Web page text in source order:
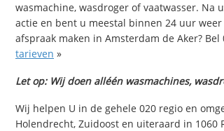
wasmachine, wasdroger of vaatwasser. Na
actie en bent u meestal binnen 24 uur
afspraak maken in Amsterdam de Aker? Bel
tarieven »
Let op: Wij doen alléén wasmachines,
Wij helpen U in de gehele 020 regio en
Holendrecht, Zuidoost en uiteraard in 1060